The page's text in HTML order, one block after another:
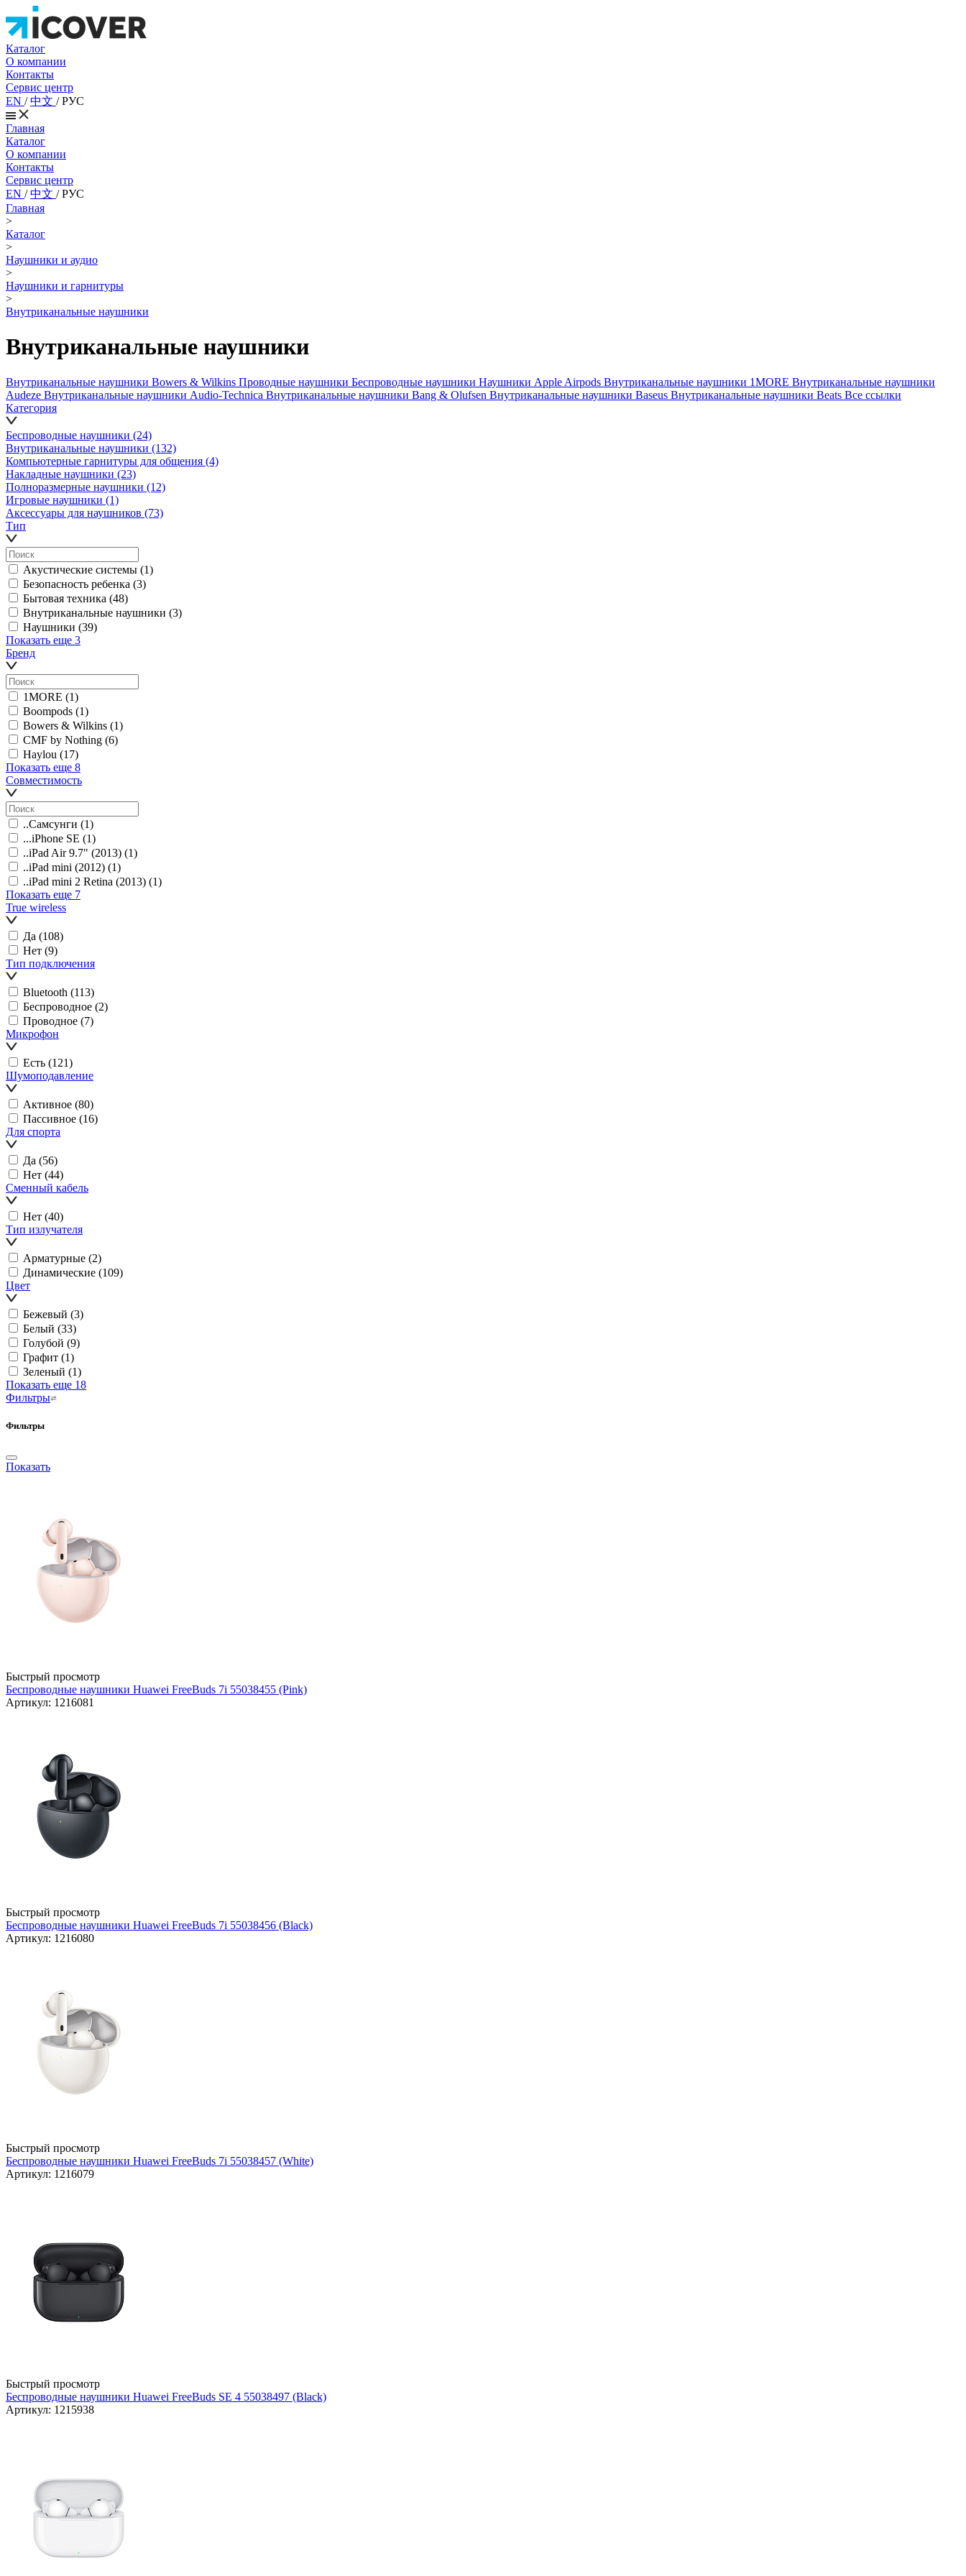
Каталог
О компании
Контакты
Сервис центр
EN /中文 /РУС
Главная
Каталог
О компании
Контакты
Сервис центр
EN /中文 /РУС
Главная
>
Каталог
>
Наушники и аудио
>
Наушники и гарнитуры
>
Внутриканальные наушники
Внутриканальные наушники
Внутриканальные наушники Bowers & Wilkins Проводные наушники Беспроводные наушники Наушники Apple Airpods Внутриканальные наушники 1MORE Внутриканальные наушники
Audeze Внутриканальные наушники Audio-Technica Внутриканальные наушники Bang & Olufsen Внутриканальные наушники Baseus Внутриканальные наушники Beats Все ссылки
Категория
Беспроводные наушники (24)
Внутриканальные наушники (132)
Компьютерные гарнитуры для общения (4)
Накладные наушники (23)
Полноразмерные наушники (12)
Игровые наушники (1)
Аксессуары для наушников (73)
Тип
Акустические системы (1)
Безопасность ребенка (3)
Бытовая техника (48)
Внутриканальные наушники (3)
Наушники (39)
Показать еще 3
Бренд
1MORE (1)
Boompods (1)
Bowers & Wilkins (1)
CMF by Nothing (6)
Haylou (17)
Показать еще 8
Совместимость
..Самсунги (1)
...iPhone SE (1)
..iPad Air 9.7" (2013) (1)
..iPad mini (2012) (1)
..iPad mini 2 Retina (2013) (1)
Показать еще 7
True wireless
Да (108)
Нет (9)
Тип подключения
Bluetooth (113)
Беспроводное (2)
Проводное (7)
Микрофон
Есть (121)
Шумоподавление
Активное (80)
Пассивное (16)
Для спорта
Да (56)
Нет (44)
Сменный кабель
Нет (40)
Тип излучателя
Арматурные (2)
Динамические (109)
Цвет
Бежевый (3)
Белый (33)
Голубой (9)
Графит (1)
Зеленый (1)
Показать еще 18
Фильтры
Фильтры
Показать
Быстрый просмотр
Беспроводные наушники Huawei FreeBuds 7i 55038455 (Pink)
Артикул: 1216081
Быстрый просмотр
Беспроводные наушники Huawei FreeBuds 7i 55038456 (Black)
Артикул: 1216080
Быстрый просмотр
Беспроводные наушники Huawei FreeBuds 7i 55038457 (White)
Артикул: 1216079
Быстрый просмотр
Беспроводные наушники Huawei FreeBuds SE 4 55038497 (Black)
Артикул: 1215938